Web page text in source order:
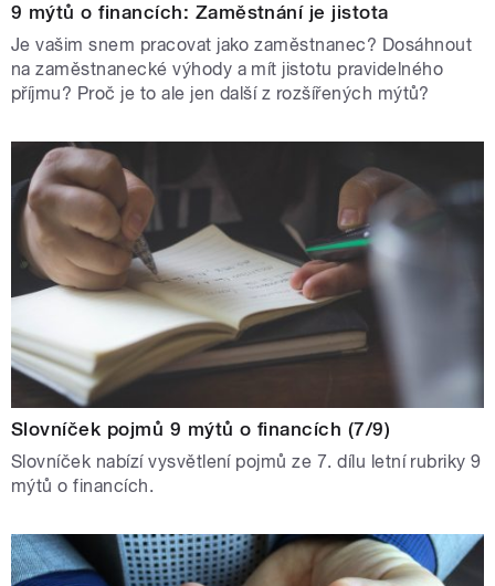
9 mýtů o financích: Zaměstnání je jistota
Je vašim snem pracovat jako zaměstnanec? Dosáhnout
na zaměstnanecké výhody a mít jistotu pravidelného
příjmu? Proč je to ale jen další z rozšířených mýtů?
Slovníček pojmů 9 mýtů o financích (7/9)
Slovníček nabízí vysvětlení pojmů ze 7. dílu letní rubriky 9
mýtů o financích.